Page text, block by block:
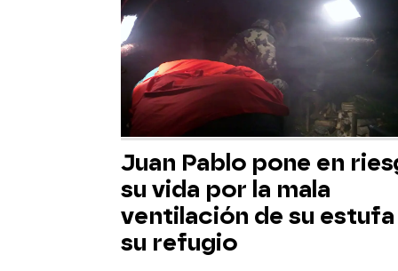
Juan Pablo pone en
su vida por la mala
ventilación de su estufa
su refugio